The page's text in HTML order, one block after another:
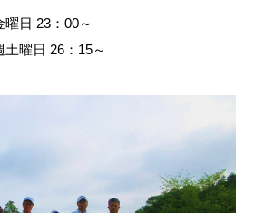
日 23：00～
曜日 26：15～